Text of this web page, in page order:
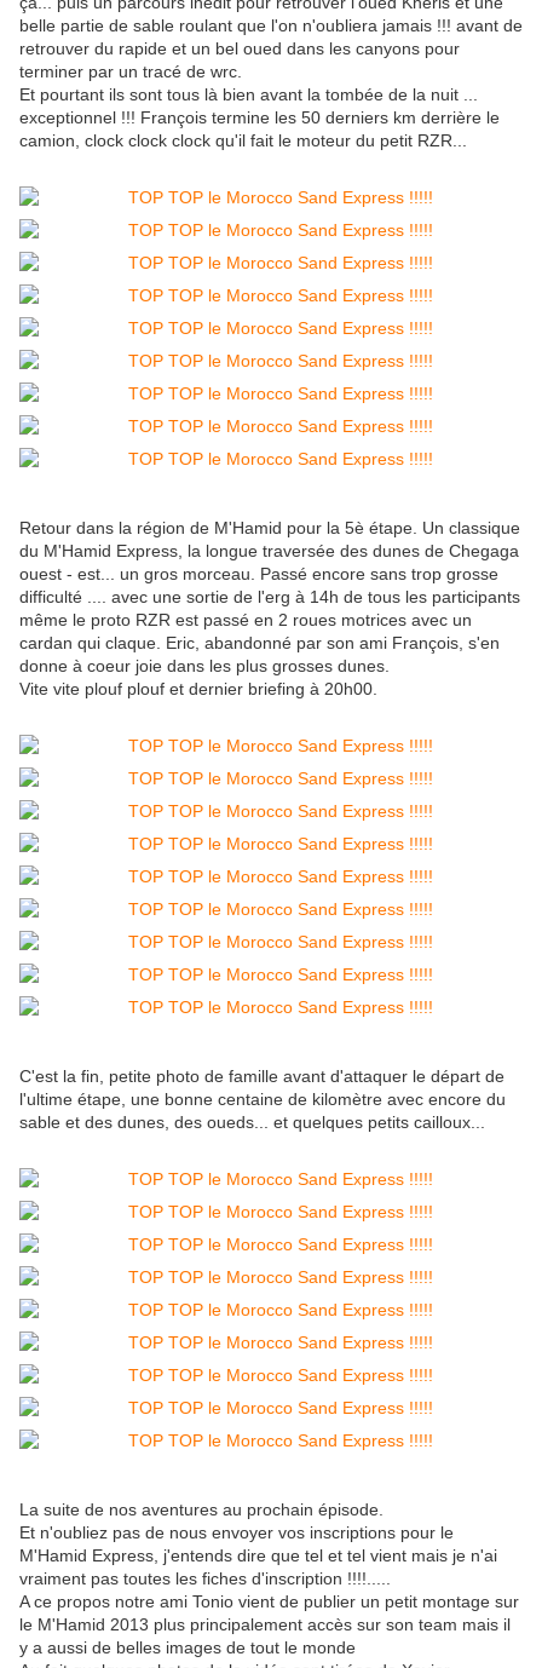
belle partie de sable roulant que l'on n'oubliera jamais !!! avant de
retrouver du rapide et un bel oued dans les canyons pour
terminer par un tracé de wrc.
Et pourtant ils sont tous là bien avant la tombée de la nuit ...
exceptionnel !!! François termine les 50 derniers km derrière le
camion, clock clock clock qu'il fait le moteur du petit RZR...
Retour dans la région de M'Hamid pour la 5è étape. Un classique
du M'Hamid Express, la longue traversée des dunes de Chegaga
ouest - est... un gros morceau. Passé encore sans trop grosse
difficulté .... avec une sortie de l'erg à 14h de tous les participants
même le proto RZR est passé en 2 roues motrices avec un
cardan qui claque. Eric, abandonné par son ami François, s'en
donne à coeur joie dans les plus grosses dunes.
Vite vite plouf plouf et dernier briefing à 20h00.
C'est la fin, petite photo de famille avant d'attaquer le départ de
l'ultime étape, une bonne centaine de kilomètre avec encore du
sable et des dunes, des oueds... et quelques petits cailloux...
La suite de nos aventures au prochain épisode.
Et n'oubliez pas de nous envoyer vos inscriptions pour le
M'Hamid Express, j'entends dire que tel et tel vient mais je n'ai
vraiment pas toutes les fiches d'inscription !!!!.....
A ce propos notre ami Tonio vient de publier un petit montage sur
le M'Hamid 2013 plus principalement accès sur son team mais il
y a aussi de belles images de tout le monde